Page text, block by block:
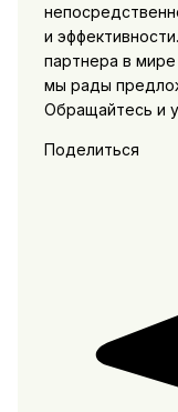
и
партнера в
мы рады
Обращайтесь и
Поделиться